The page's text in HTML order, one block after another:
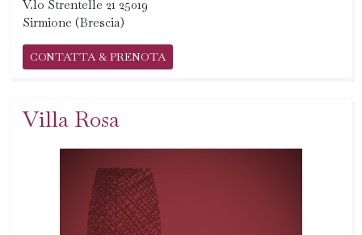
V.lo Strentelle 21 25019
Sirmione (Brescia)
CONTATTA & PRENOTA
Villa Rosa